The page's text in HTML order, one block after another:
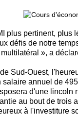
plus pertinent, plus
défis de notre
», a
Sud-Ouest,
annuel de
d'une lincoln
au bout de trois
à l'investiture